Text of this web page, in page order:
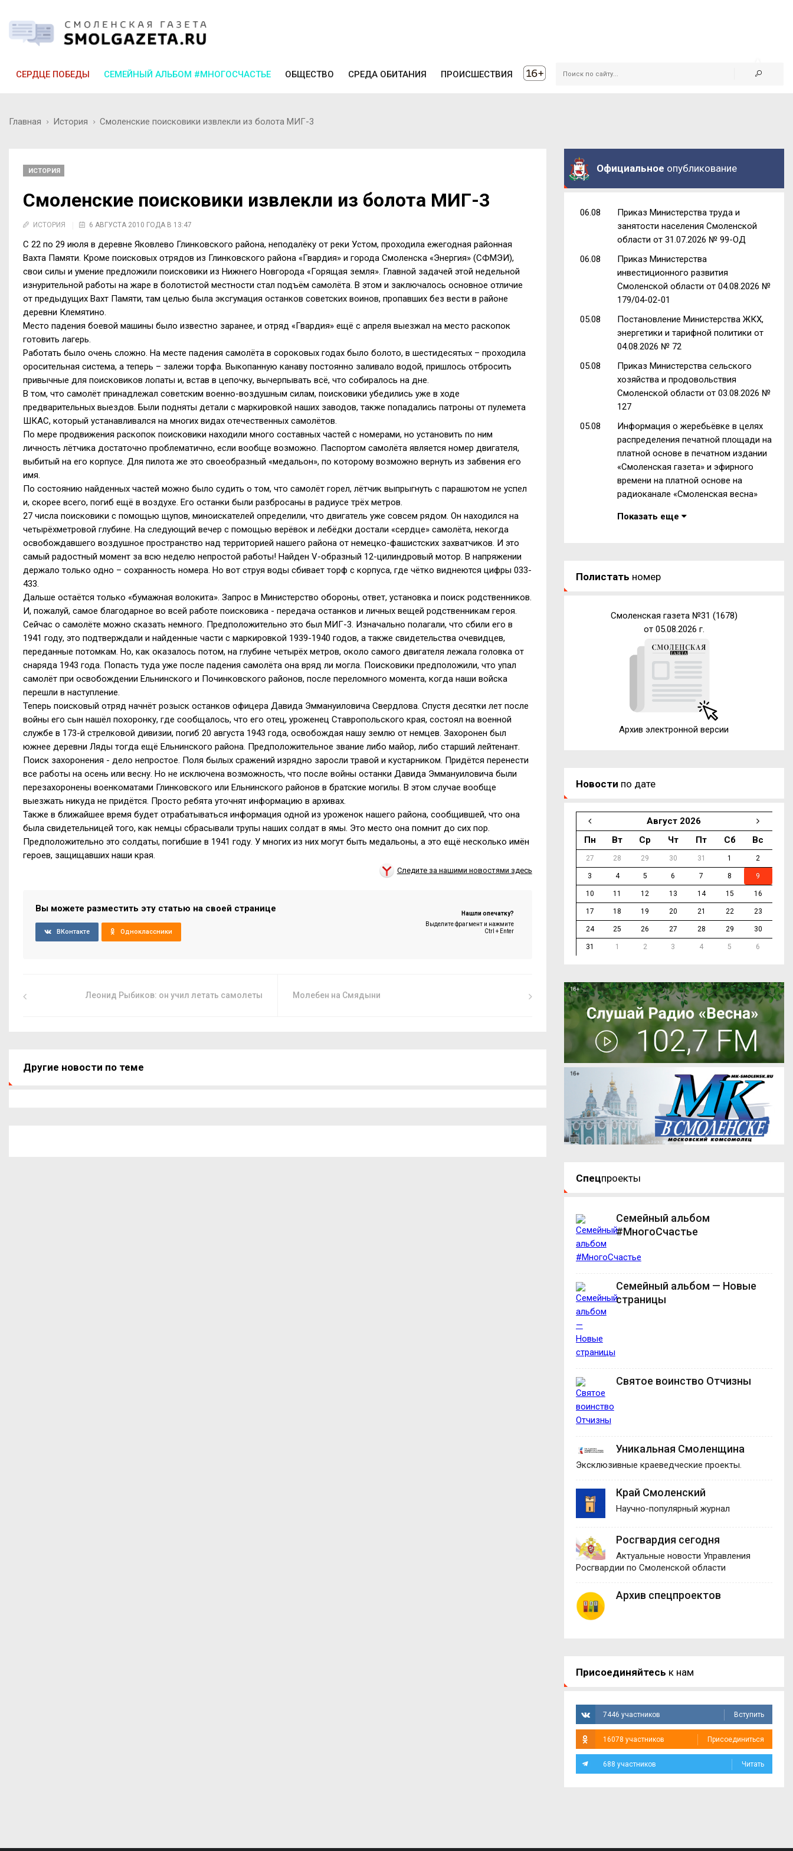
СЕРДЦЕ ПОБЕДЫ СЕМЕЙНЫЙ АЛЬБОМ #МНОГОСЧАСТЬЕ ОБЩЕСТВО СРЕДА ОБИТАНИЯ ПРОИСШЕСТВИЯ
Главная История Смоленские поисковики извлекли из болота МИГ-3
ИСТОРИЯ
Смоленские поисковики извлекли из болота МИГ-3
ИСТОРИЯ 6 АВГУСТА 2010 ГОДА В 13:47
С 22 по 29 июля в деревне Яковлево Глинковского района, неподалёку от реки Устом, проходила ежегодная районная
Вахта Памяти. Кроме поисковых отрядов из Глинковского района «Гвардия» и города Смоленска «Энергия» (СФМЭИ),
свои силы и умение предложили поисковики из Нижнего Новгорода «Горящая земля». Главной задачей этой недельной
изнурительной работы на жаре в болотистой местности стал подъём самолёта. В этом и заключалось основное отличие
от предыдущих Вахт Памяти, там целью была эксгумация останков советских воинов, пропавших без вести в районе
деревни Клемятино.
Место падения боевой машины было известно заранее, и отряд «Гвардия» ещё с апреля выезжал на место раскопок
готовить лагерь.
Работать было очень сложно. На месте падения самолёта в сороковых годах было болото, в шестидесятых – проходила
оросительная система, а теперь – залежи торфа. Выкопанную канаву постоянно заливало водой, пришлось отбросить
привычные для поисковиков лопаты и, встав в цепочку, вычерпывать всё, что собиралось на дне.
В том, что самолёт принадлежал советским военно-воздушным силам, поисковики убедились уже в ходе
предварительных выездов. Были подняты детали с маркировкой наших заводов, также попадались патроны от пулемета
ШКАС, который устанавливался на многих видах отечественных самолётов.
По мере продвижения раскопок поисковики находили много составных частей с номерами, но установить по ним
личность лётчика достаточно проблематично, если вообще возможно. Паспортом самолёта является номер двигателя,
выбитый на его корпусе. Для пилота же это своеобразный «медальон», по которому возможно вернуть из забвения его
имя.
По состоянию найденных частей можно было судить о том, что самолёт горел, лётчик выпрыгнуть с парашютом не успел
и, скорее всего, погиб ещё в воздухе. Его останки были разбросаны в радиусе трёх метров.
27 числа поисковики с помощью щупов, миноискателей определили, что двигатель уже совсем рядом. Он находился на
четырёхметровой глубине. На следующий вечер с помощью верёвок и лебёдки достали «сердце» самолёта, некогда
освобождавшего воздушное пространство над территорией нашего района от немецко-фашистских захватчиков. И это
самый радостный момент за всю неделю непростой работы! Найден V-образный 12-цилиндровый мотор. В напряжении
держало только одно – сохранность номера. Но вот струя воды сбивает торф с корпуса, где чётко виднеются цифры 033-
433.
Дальше остаётся только «бумажная волокита». Запрос в Министерство обороны, ответ, установка и поиск родственников.
И, пожалуй, самое благодарное во всей работе поисковика - передача останков и личных вещей родственникам героя.
Сейчас о самолёте можно сказать немного. Предположительно это был МИГ-3. Изначально полагали, что сбили его в
1941 году, это подтверждали и найденные части с маркировкой 1939-1940 годов, а также свидетельства очевидцев,
переданные потомкам. Но, как оказалось потом, на глубине четырёх метров, около самого двигателя лежала головка от
снаряда 1943 года. Попасть туда уже после падения самолёта она вряд ли могла. Поисковики предположили, что упал
самолёт при освобождении Ельнинского и Починковского районов, после переломного момента, когда наши войска
перешли в наступление.
Теперь поисковый отряд начнёт розыск останков офицера Давида Эммануиловича Свердлова. Спустя десятки лет после
войны его сын нашёл похоронку, где сообщалось, что его отец, уроженец Ставропольского края, состоял на военной
службе в 173-й стрелковой дивизии, погиб 20 августа 1943 года, освобождая нашу землю от немцев. Захоронен был
южнее деревни Ляды тогда ещё Ельнинского района. Предположительное звание либо майор, либо старший лейтенант.
Поиск захоронения - дело непростое. Поля былых сражений изрядно заросли травой и кустарником. Придётся перенести
все работы на осень или весну. Но не исключена возможность, что после войны останки Давида Эммануиловича были
перезахоронены военкоматами Глинковского или Ельнинского районов в братские могилы. В этом случае вообще
выезжать никуда не придётся. Просто ребята уточнят информацию в архивах.
Также в ближайшее время будет отрабатываться информация одной из уроженок нашего района, сообщившей, что она
была свидетельницей того, как немцы сбрасывали трупы наших солдат в ямы. Это место она помнит до сих пор.
Предположительно это солдаты, погибшие в 1941 году. У многих из них могут быть медальоны, а это ещё несколько имён
героев, защищавших наши края.
Следите за нашими новостями здесь
Вы можете разместить эту статью на своей странице
ВКонтакте Одноклассники
Нашли опечатку?
Выделите фрагмент и нажмите
Ctrl + Enter
Леонид Рыбиков: он учил летать самолеты Молебен на Смядыни
Другие новости по теме
Официальное опубликование
06.08
Приказ Министерства труда и
занятости населения Смоленской
области от 31.07.2026 № 99-ОД
06.08
Приказ Министерства
инвестиционного развития
Смоленской области от 04.08.2026 №
179/04-02-01
05.08
Постановление Министерства ЖКХ,
энергетики и тарифной политики от
04.08.2026 № 72
05.08
Приказ Министерства сельского
хозяйства и продовольствия
Смоленской области от 03.08.2026 №
127
05.08
Информация о жеребьёвке в целях
распределения печатной площади на
платной основе в печатном издании
«Смоленская газета» и эфирного
времени на платной основе на
радиоканале «Смоленская весна»
Показать еще
Полистать номер
Смоленская газета №31 (1678)
от 05.08.2026 г.
Архив электронной версии
Новости по дате
Август 2026
Пн
Вт Ср Чт Пт Сб Вс
27 28 29 30 31 1 2
3 4 5 6 7 8 9
10 11 12 13 14 15 16
17 18 19 20 21 22 23
24 25 26 27 28 29 30
31 1 2 3 4 5 6
Спецпроекты
Семейный альбом
#МногоСчастье
Семейный альбом — Новые
страницы
Святое воинство Отчизны
Уникальная Смоленщина
Эксклюзивные краеведческие проекты.
Край Смоленский
Научно-популярный журнал
Росгвардия сегодня
Актуальные новости Управления
Росгвардии по Смоленской области
Архив спецпроектов
Присоединяйтесь к нам
7446 участников Вступить
16078 участников Присоединиться
688 участников Читать